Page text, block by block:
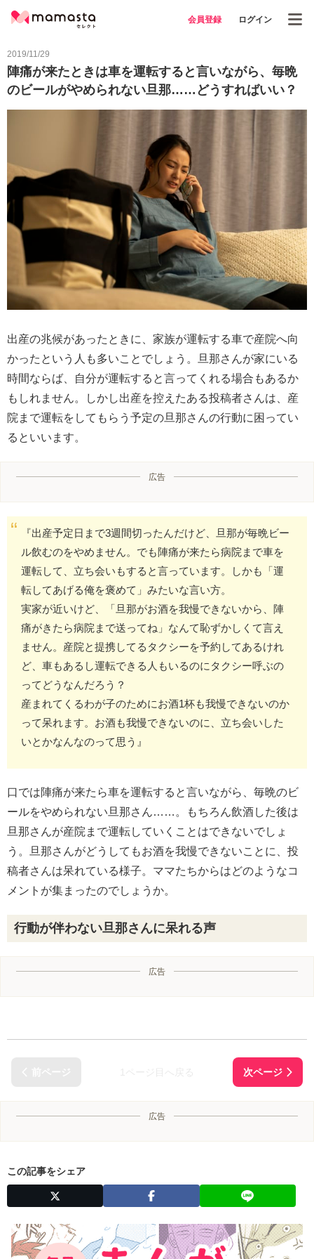
会員登録 ログイン
2019/11/29
陣痛が来たときは車を運転すると言いながら、毎晩
のビールがやめられない旦那……どうすればいい？
出産の兆候があったときに、家族が運転する車で産院へ向
かったという人も多いことでしょう。旦那さんが家にいる
時間ならば、自分が運転すると言ってくれる場合もあるか
もしれません。しかし出産を控えたある投稿者さんは、産
院まで運転をしてもらう予定の旦那さんの行動に困ってい
るといいます。
広告
『出産予定日まで3週間切ったんだけど、旦那が毎晩ビー
ル飲むのをやめません。でも陣痛が来たら病院まで車を
運転して、立ち会いもすると言っています。しかも「運
転してあげる俺を褒めて」みたいな言い方。
実家が近いけど、「旦那がお酒を我慢できないから、陣
痛がきたら病院まで送ってね」なんて恥ずかしくて言え
ません。産院と提携してるタクシーを予約してあるけれ
ど、車もあるし運転できる人もいるのにタクシー呼ぶの
ってどうなんだろう？
産まれてくるわが子のためにお酒1杯も我慢できないのか
って呆れます。お酒も我慢できないのに、立ち会いした
いとかなんなのって思う』
口では陣痛が来たら車を運転すると言いながら、毎晩のビ
ールをやめられない旦那さん……。もちろん飲酒した後は
旦那さんが産院まで運転していくことはできないでしょ
う。旦那さんがどうしてもお酒を我慢できないことに、投
稿者さんは呆れている様子。ママたちからはどのようなコ
メントが集まったのでしょうか。
行動が伴わない旦那さんに呆れる声
広告
広告
この記事をシェア